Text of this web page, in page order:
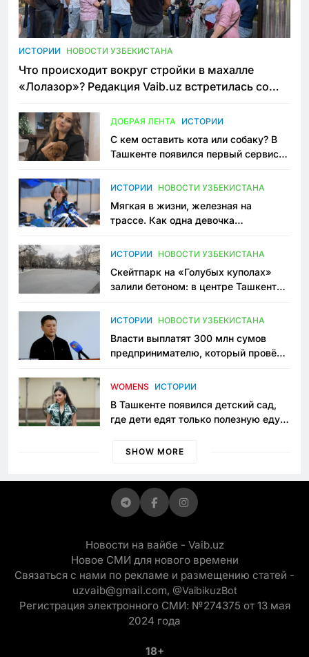
ИСТОРИИ НОВОСТИ УЗБЕКИСТАНА
Что происходит вокруг стройки в махалле
«Лолазор»? Редакция Vaib.uz встретилась со
ДОБРАЯ ЛЕНТА ИСТОРИИ
С кем оставить кота или собаку? В
Ташкенте появился первый сервис
ИСТОРИИ НОВОСТИ УЗБЕКИСТАНА
Мягкая в жизни, железная на
трассе. Как одна девочка
Узбекистане
ИСТОРИИ НОВОСТИ УЗБЕКИСТАНА
Скейтпарк на «Голубых куполах»
залили бетоном: в центре Ташкента
пространство
ИСТОРИИ НОВОСТИ УЗБЕКИСТАНА
Власти выплатят 300 млн сумов
предпринимателю, который провёл
приговору
WOMENS ИСТОРИИ
В Ташкенте появился детский сад,
где дети едят только полезную еду.
просить «кашу без сахара»
SHOW MORE
Новости на вайбе - Vaib.uz
Новое СМИ для нового времени
Связаться с нами по рекламе и размещению статей -
uzvaib@gmail.com, @VaibikuzBot
Регистрация электронного СМИ: №274375 от 13 мая
2024 года
18+